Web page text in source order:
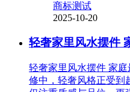
商标测试
2025-10-20
轻奢家里风水摆件
轻奢家里风水摆件 家
修中，轻奢风格正受到